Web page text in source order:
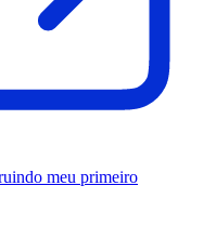
meu primeiro